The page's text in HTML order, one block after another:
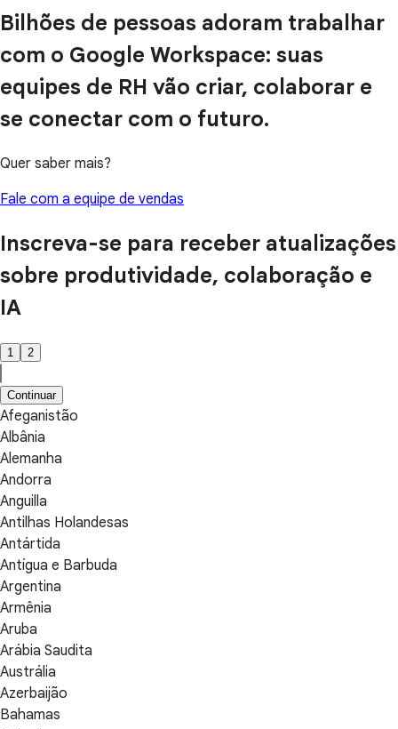
Bilhões de pessoas adoram trabalhar
com o Google Workspace: suas
equipes de RH vão criar, colaborar e
se conectar com o futuro.
Quer saber mais?
Fale com a equipe de vendas
Inscreva-se para receber atualizações
sobre produtividade, colaboração e
IA
1 2
Continuar
Afeganistão
Albânia
Alemanha
Andorra
Anguilla
Antilhas Holandesas
Antártida
Antígua e Barbuda
Argentina
Armênia
Aruba
Arábia Saudita
Austrália
Azerbaijão
Bahamas